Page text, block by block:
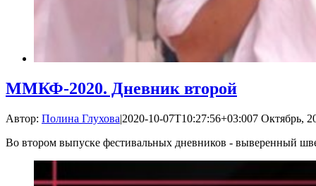
ММКФ-2020. Дневник второй
Автор: Полина Глухова|2020-10-07T10:27:56+03:007 Октябрь,
Во втором выпуске фестивальных дневников - выверенный